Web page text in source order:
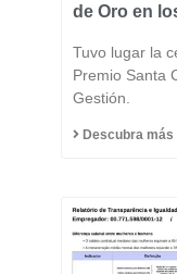
de Oro en
Catarina
su posición
industrias
Tuvo lugar la
Premio Santa
Gestión.
Descubra más